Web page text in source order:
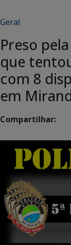
Geral
Preso
que
com 8
em
Compartilhar: